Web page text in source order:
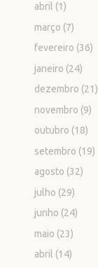
abril (1)
março (7)
fevereiro (36)
janeiro (24)
dezembro (21)
novembro (9)
outubro (18)
setembro (19)
agosto (32)
julho (29)
junho (24)
maio (23)
abril (14)